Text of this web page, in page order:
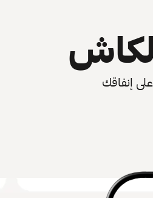
إنفاقك